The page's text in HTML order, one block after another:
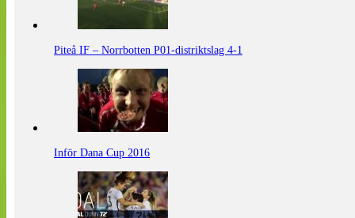
Piteå IF – Norrbotten P01-distriktslag 4-1
Inför Dana Cup 2016